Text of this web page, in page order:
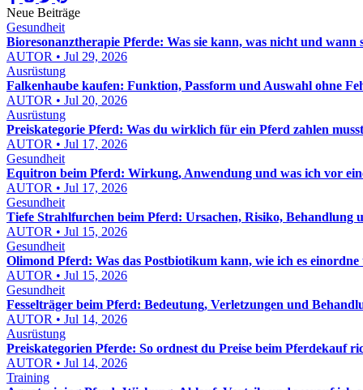
Neue Beiträge
Gesundheit
Bioresonanztherapie Pferde: Was sie kann, was nicht und wann
AUTOR • Jul 29, 2026
Ausrüstung
Falkenhaube kaufen: Funktion, Passform und Auswahl ohne
AUTOR • Jul 20, 2026
Ausrüstung
Preiskategorie Pferd: Was du wirklich für ein Pferd zahlen musst
AUTOR • Jul 17, 2026
Gesundheit
Equitron beim Pferd: Wirkung, Anwendung und was ich vor
AUTOR • Jul 17, 2026
Gesundheit
Tiefe Strahlfurchen beim Pferd: Ursachen, Risiko, Behandlung
AUTOR • Jul 15, 2026
Gesundheit
Olimond Pferd: Was das Postbiotikum kann, wie ich es
AUTOR • Jul 15, 2026
Gesundheit
Fesselträger beim Pferd: Bedeutung, Verletzungen und
AUTOR • Jul 14, 2026
Ausrüstung
Preiskategorien Pferde: So ordnest du Preise beim Pferdekauf
AUTOR • Jul 14, 2026
Training